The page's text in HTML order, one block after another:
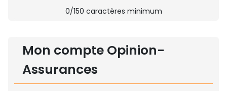
0/150 caractères minimum
Mon compte Opinion-
Assurances